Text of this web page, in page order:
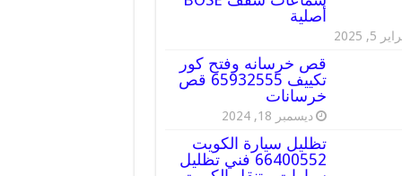
أصلية
5, 2025
قص خرسانه وفتح كور
تكييف 65932555 قص
خرسانات
ديسمبر 18, 2024
تظليل سيارة الكويت
66400552 فني تظليل